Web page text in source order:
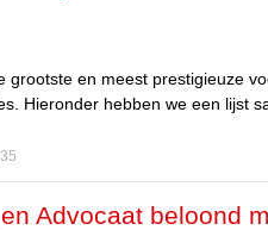
grootste en meest prestigieuze
Hieronder hebben we een lijst
Advocaat beloond